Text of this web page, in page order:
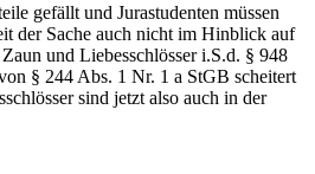
gefällt und Jurastudenten müssen
der Sache auch nicht im Hinblick auf
und Liebesschlösser i.S.d. § 948
§ 244 Abs. 1 Nr. 1 a StGB scheitert
sind jetzt also auch in der